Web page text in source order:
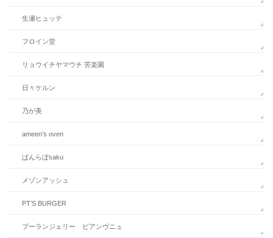
生瀬ヒュッテ
フロイン堂
リョウイチヤマウチ 苦楽園
日々ケルン
乃が美
ameen’s oven
ぱんらぼsaku
メゾンアッシュ
PT’S BURGER
ブーランジェリー ビアンヴニュ